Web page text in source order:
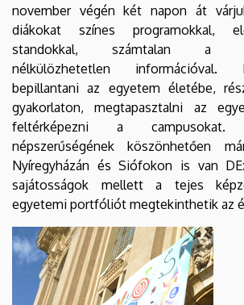
november végén két napon át
diákokat színes programokkal,
standokkal, számtalan a
nélkülözhetetlen információval.
bepillantani az egyetem életébe,
gyakorlaton, megtapasztalni az
feltérképezni a
népszerűségének köszönhetően
Nyíregyházán és Siófokon is van
sajátosságok mellett a tejes
egyetemi portfóliót megtekinthetik az